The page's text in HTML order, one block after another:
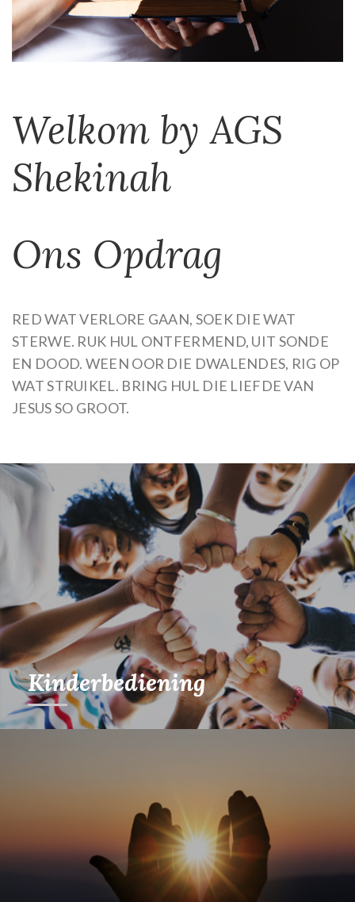
Welkom by AGS
Shekinah
Ons Opdrag
RED WAT VERLORE GAAN, SOEK DIE WAT
STERWE. RUK HUL ONTFERMEND, UIT SONDE
EN DOOD. WEEN OOR DIE DWALENDES, RIG OP
WAT STRUIKEL. BRING HUL DIE LIEFDE VAN
JESUS SO GROOT.
Kinderbediening